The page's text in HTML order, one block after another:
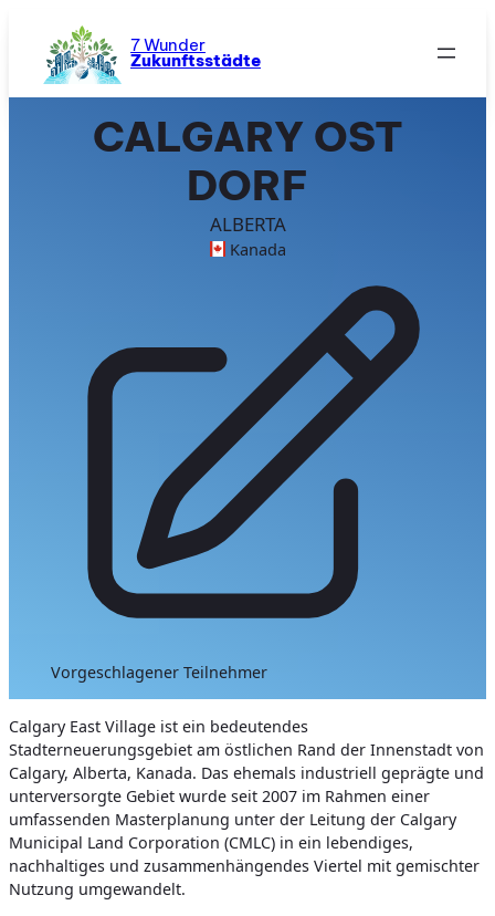
Inhalt
springen
7 Wunder
Zukunftsstädte
CALGARY OST
DORF
ALBERTA
Kanada
Vorgeschlagener Teilnehmer
Calgary East Village ist ein bedeutendes
Stadterneuerungsgebiet am östlichen Rand der Innenstadt von
Calgary, Alberta, Kanada. Das ehemals industriell geprägte und
unterversorgte Gebiet wurde seit 2007 im Rahmen einer
umfassenden Masterplanung unter der Leitung der Calgary
Municipal Land Corporation (CMLC) in ein lebendiges,
nachhaltiges und zusammenhängendes Viertel mit gemischter
Nutzung umgewandelt.